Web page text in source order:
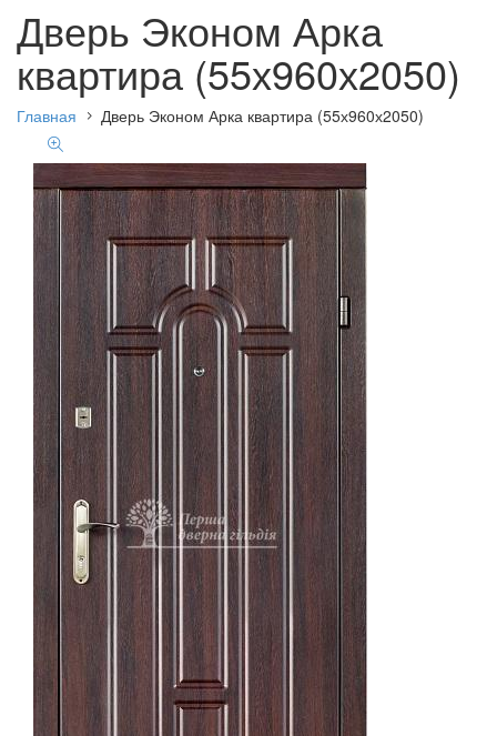
Дверь Эконом Арка
квартира (55х960х2050)
Главная Дверь Эконом Арка квартира (55х960х2050)